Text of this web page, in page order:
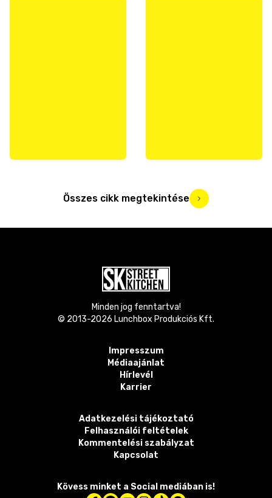
Összes cikk megtekintése
Minden jog fenntartva!
© 2013-2026 Lunchbox Produkciós Kft.
Impresszum
Médiaajánlat
Hírlevél
Karrier
Adatkezelési tájékoztató
Felhasználói feltételek
Kommentelési szabályzat
Kapcsolat
Kövess minket a Social mediában is!